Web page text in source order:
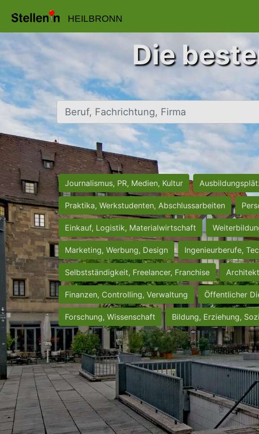
HEILBRONN
Die
Beruf, Fachrichtung, Firma
Journalismus, PR, Medien, Kultur
Praktika, Werkstudenten, Abschlussarbeiten
Einkauf, Logistik, Materialwirtschaft
Marketing, Werbung, Design Ingenieurberufe,
Selbstständigkeit, Freelancer, Franchise
Finanzen, Controlling, Verwaltung Öffentlicher
Forschung, Wissenschaft Bildung, Erziehung,